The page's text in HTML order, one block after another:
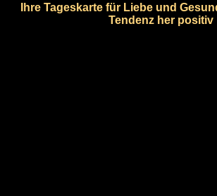
Ihre Tageskarte für Liebe und
Tendenz her positiv